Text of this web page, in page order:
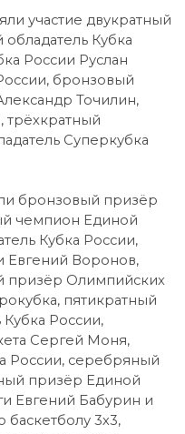
участие двукратный
Кубка
России Руслан
бронзовый
Точилин,
трёхкратный
Суперкубка
бронзовый призёр
чемпион Единой
Кубка России,
Евгений Воронов,
призёр Олимпийских
пятикратный
России,
Сергей Моня,
России, серебряный
призёр Единой
Евгений Бабурин и
баскетболу 3х3,